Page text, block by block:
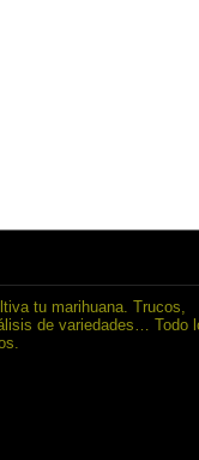
tu marihuana. Trucos,
de variedades… Todo